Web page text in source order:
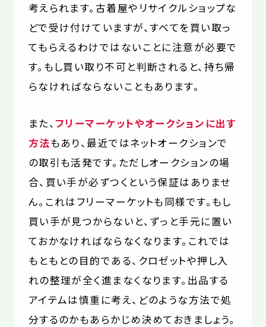
考えられます。古着屋やリサイクルショップな
どで受け付けていますが、すべてを買い取っ
てもらえるわけではないことに注意が必要で
す。もし買い取り不可と判断されると、持ち帰
らなければならないこともあります。
また、 フリーマーケットやオークションに出す
方法もあり、最近ではネットオークションで
の取引も活発です。ただしオークションの場
合、買い手が必ずつくという保証はありませ
ん。これはフリーマーケットも同様です。もし
買い手が見つからないと、ずっと手元に置い
ておかなければならなくなります。これでは
もともとの目的である、クロゼットや押し入
れの整理が全く進まなくなります。出品する
アイテムは慎重に考え、どのような方法で処
分するのかもあらかじめ決めておきましょう。